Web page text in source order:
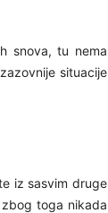
snova, tu nema
situacije
iz sasvim druge
toga nikada